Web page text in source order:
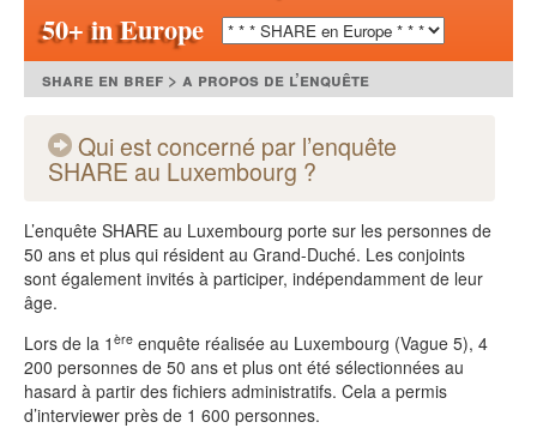
50+ in Europe
share en bref > a propos de l’enquête
Qui est concerné par l’enquête
SHARE au Luxembourg ?
L’enquête SHARE au Luxembourg porte sur les personnes de
50 ans et plus qui résident au Grand-Duché. Les conjoints
sont également invités à participer, indépendamment de leur
âge.
Lors de la 1 ère enquête réalisée au Luxembourg (Vague 5), 4
200 personnes de 50 ans et plus ont été sélectionnées au
hasard à partir des fichiers administratifs. Cela a permis
d’interviewer près de 1 600 personnes.